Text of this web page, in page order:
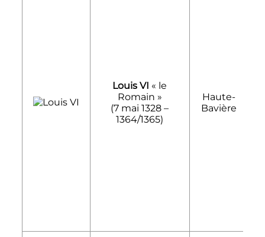
Louis VI « le
Romain »
(7 mai 1328 –
1364/1365)
Haute-
Bavière